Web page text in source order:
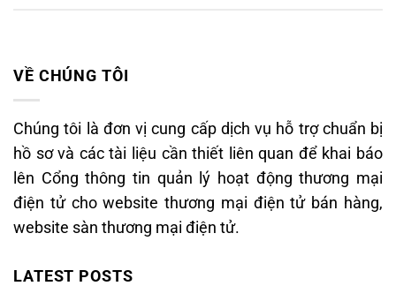
VỀ CHÚNG TÔI
Chúng tôi là đơn vị cung cấp dịch vụ hỗ trợ chuẩn bị
hồ sơ và các tài liệu cần thiết liên quan để khai báo
lên Cổng thông tin quản lý hoạt động thương mại
điện tử cho website thương mại điện tử bán hàng,
website sàn thương mại điện tử.
LATEST POSTS